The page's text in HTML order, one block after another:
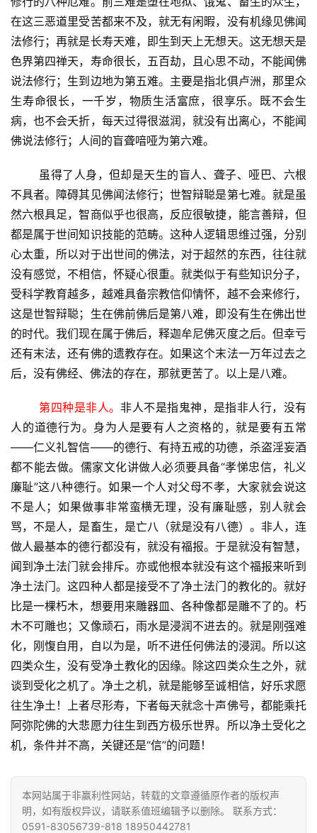
资
讯
点
音
高
僧
访
谈
心
乐
菩
提
专
题
公
益
佛
在这三恶道里受苦都来不及，就无有闲暇，没有机缘见佛闻
法修行；再就是长寿天难，即生到天上无想天。这无想天是
色界第四禅天，寿命很长，五百劫，且心思不动，不能闻佛
说法修行； 生到边地为第五难。 主要是指北俱卢洲，那里众
生寿命很长，一千岁，物质生活富庶，很享乐。既不会生
病，也不会夭折，每天过得很滋润，就没有出离心，不能闻
佛说法修行；人间的盲聋喑哑为第六难。
不具者。障碍其见佛闻法修行；世智辩聪是第七难。就是虽
然六根具足，智商似乎也很高，反应很敏捷，能言善辩，但
都是属于世间知识技能的范畴。这种人逻辑思维过强，分别
心太重，所以对于出世间的佛法，对于超然的东西，往往就
没有感觉，不相信，怀疑心很重。就类似于有些知识分子，
受科学教育越多，越难具备宗教信仰情怀，越不会来修行，
这是世智辩聪；生在佛前佛后是第八难，即没有生在佛出世
的时代。我们现在属于佛后，释迦牟尼佛灭度之后。但幸亏
还有末法，还有佛的遗教存在。如果这个末法一万年过去之
后，没有佛经、佛法的存在，那就更苦了。以上是八难。
第四种是非人。非人不是指鬼神，是指非人行，没有
人的道德行为。身为人是要有人之资格的，就是要有五常
——仁义礼智信——的德行、有持五戒的功德，杀盗淫妄酒
都不能去做。 儒家文化讲做人必须要具备“孝悌忠信，礼义
廉耻”这八种德行。如果一个人对父母不孝，大家就会说这
不是人；如果做事非常蛮横无理，没有廉耻感，别人就会
骂，不是人，是畜生，是亡八（就是没有八德）。非人，连
做人最基本的德行都没有，就没有福报。于是就没有智慧，
闻到净土法门就会排斥。亦或他根本就没有这个福报来听到
净土法门。这四种人都是接受不了净土法门的教化的。就好
比是一棵朽木，想要用来雕器皿、各种像都是雕不了的。朽
木不可雕也；又像顽石，雨水是浸润不进去的。就是刚强难
化，刚愎自用，自以为是，听不进任何佛法的浸润。所以这
四类众生，没有受净土教化的因缘。除这四类众生之外，就
谈到受化之机了。净土之机，就是能够至诚相信，好乐求愿
往生净土！上者尽形寿，下者每天就念十声佛号，都能乘托
阿弥陀佛的大悲愿力往生到西方极乐世界。所以净土受化之
机，条件并不高，关键还是“信”的问题！
本网站属于非赢利性网站，转载的文章遵循原作者的版权声
明，如有版权异议，请联系值班编辑予以删除。 联系方式：
0591-83056739-818 18950442781